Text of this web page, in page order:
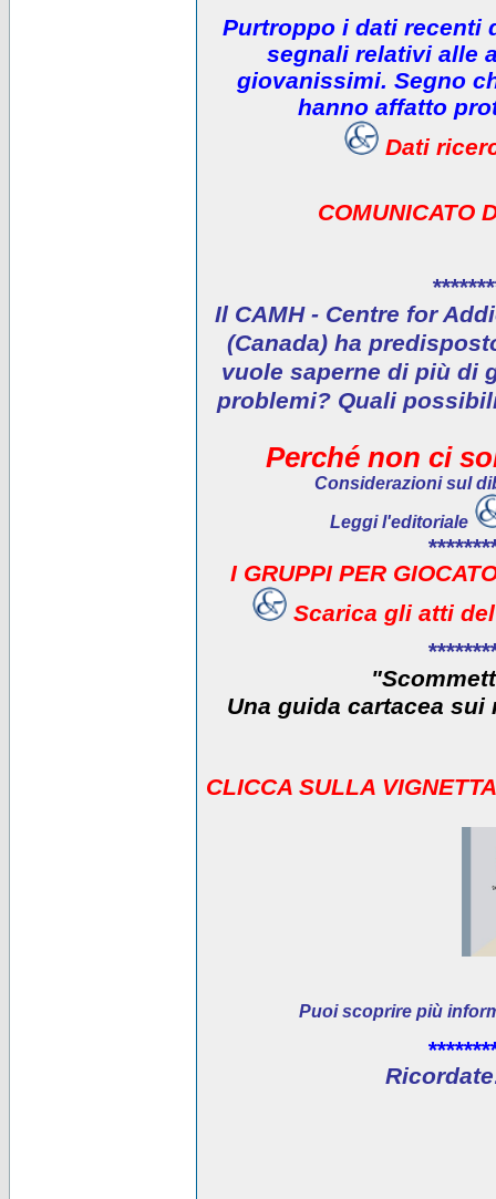
Purtroppo i dati recenti
segnali relativi alle
giovanissimi. Segno
hanno affatto
Dati
COMUNICATO
Il CAMH - Centre for
(Canada) ha
vuole saperne di più di
problemi? Quali
Perché non ci
Considerazioni sul
Leggi l'editoriale
I GRUPPI PER
Scarica gli atti
Una guida cartacea
CLICCA SULLA
Puoi scoprire più